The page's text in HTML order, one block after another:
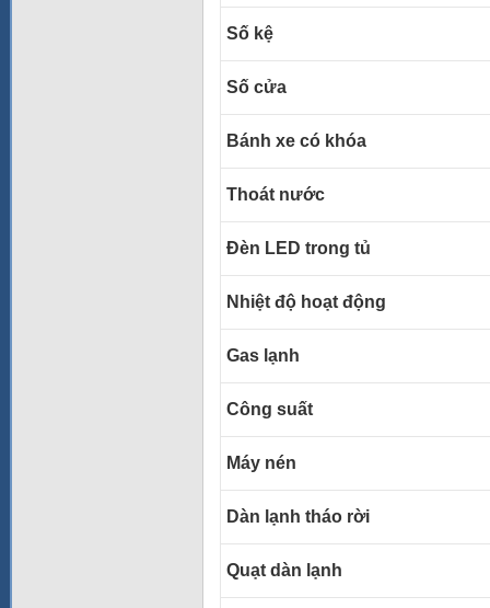
Số kệ
Số cửa
Bánh xe có khóa
Thoát nước
Đèn LED trong tủ
Nhiệt độ hoạt động
Gas lạnh
Công suất
Máy nén
Dàn lạnh tháo rời
Quạt dàn lạnh